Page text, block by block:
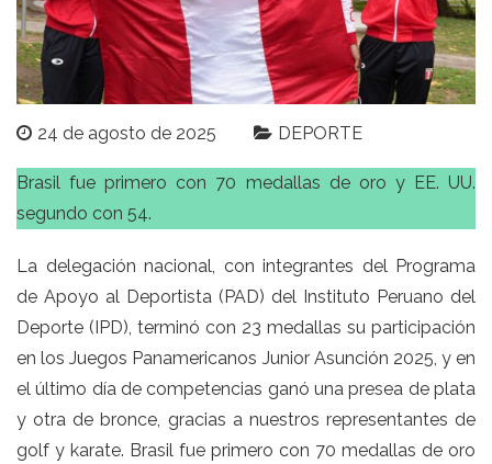
24 de agosto de 2025 DEPORTE
Brasil fue primero con 70 medallas de oro y EE. UU.
segundo con 54.
La delegación nacional, con integrantes del Programa
de Apoyo al Deportista (PAD) del Instituto Peruano del
Deporte (IPD), terminó con 23 medallas su participación
en los Juegos Panamericanos Junior Asunción 2025, y en
el último día de competencias ganó una presea de plata
y otra de bronce, gracias a nuestros representantes de
golf y karate. Brasil fue primero con 70 medallas de oro